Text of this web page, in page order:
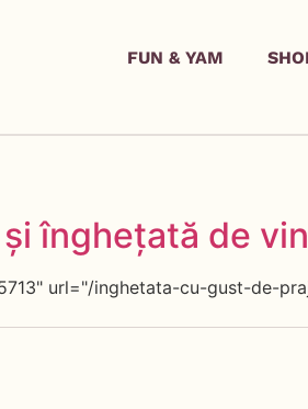
FUN & YAM
înghețată de
url="/inghetata-cu-gust-de-